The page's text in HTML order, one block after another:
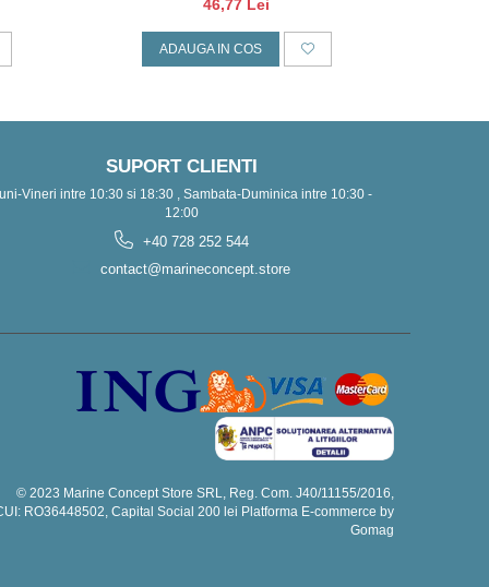
46,77 Lei
ADAUGA IN COS
SUPORT CLIENTI
Vineri intre 10:30 si 18:30 , Sambata-Duminica intre 10:30 -
12:00
+40 728 252 544
contact@marineconcept.store
© 2023 Marine Concept Store SRL, Reg. Com. J40/11155/2016,
RO36448502, Capital Social 200 lei Platforma E-commerce by
Gomag